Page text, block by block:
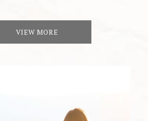
VIEW MORE